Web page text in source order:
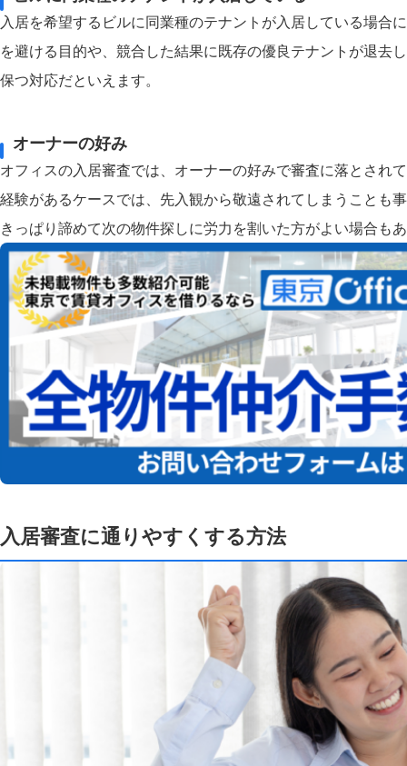
入居を希望するビルに同業種のテナントが入居している場
を避ける目的や、競合した結果に既存の優良テナントが退去
保つ対応だといえます。
オーナーの好み
オフィスの入居審査では、オーナーの好みで審査に落とされ
経験があるケースでは、先入観から敬遠されてしまうことも
きっぱり諦めて次の物件探しに労力を割いた方がよい場合も
入居審査に通りやすくする方法